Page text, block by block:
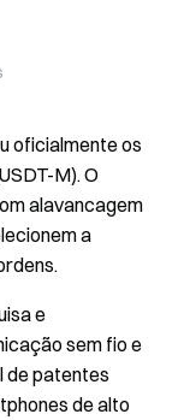
oficialmente os
M). O
alavancagem
a
e
sem fio e
de patentes
de alto